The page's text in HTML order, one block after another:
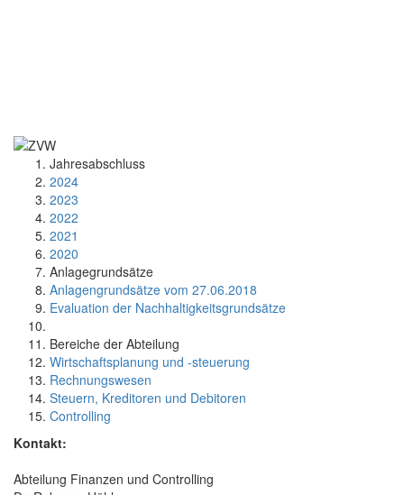
Jahresabschluss
2024
2023
2022
2021
2020
Anlagegrundsätze
Anlagengrundsätze vom 27.06.2018
Evaluation der Nachhaltigkeitsgrundsätze
Bereiche der Abteilung
Wirtschaftsplanung und -steuerung
Rechnungswesen
Steuern, Kreditoren und Debitoren
Controlling
Kontakt:
Abteilung Finanzen und Controlling